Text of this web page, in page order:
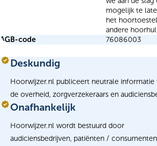
mogelijk te
het
andere
AGB-code
76086003
Deskundig
Hoorwijzer.nl publiceert neutrale informatie
de overheid, zorgverzekeraars en
Onafhankelijk
Hoorwijzer.nl wordt bestuurd door
audiciensbedrijven, patiënten /